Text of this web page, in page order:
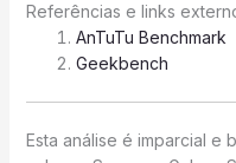
Referências e links
AnTuTu Benchmark
Geekbench
Esta análise é imparcial e